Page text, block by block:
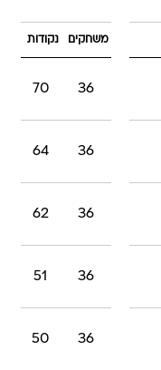
משחקים נקודות
36
70
36
64
36
62
36
51
36
50